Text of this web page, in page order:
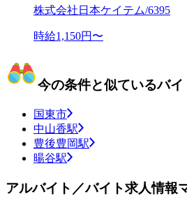
株式会社日本ケイテム/6395
時給1,150円〜
今の条件と似ているバイ
国東市
中山香駅
豊後豊岡駅
暘谷駅
アルバイト／バイト求人情報